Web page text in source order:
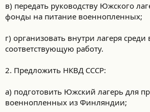
в) передать руководству Южского
фонды на питание военнопленных;
г) организовать внутри лагеря
соответствующую работу.
2. Предложить НКВД СССР:
а) подготовить Южский лагерь для
военнопленных из Финляндии;